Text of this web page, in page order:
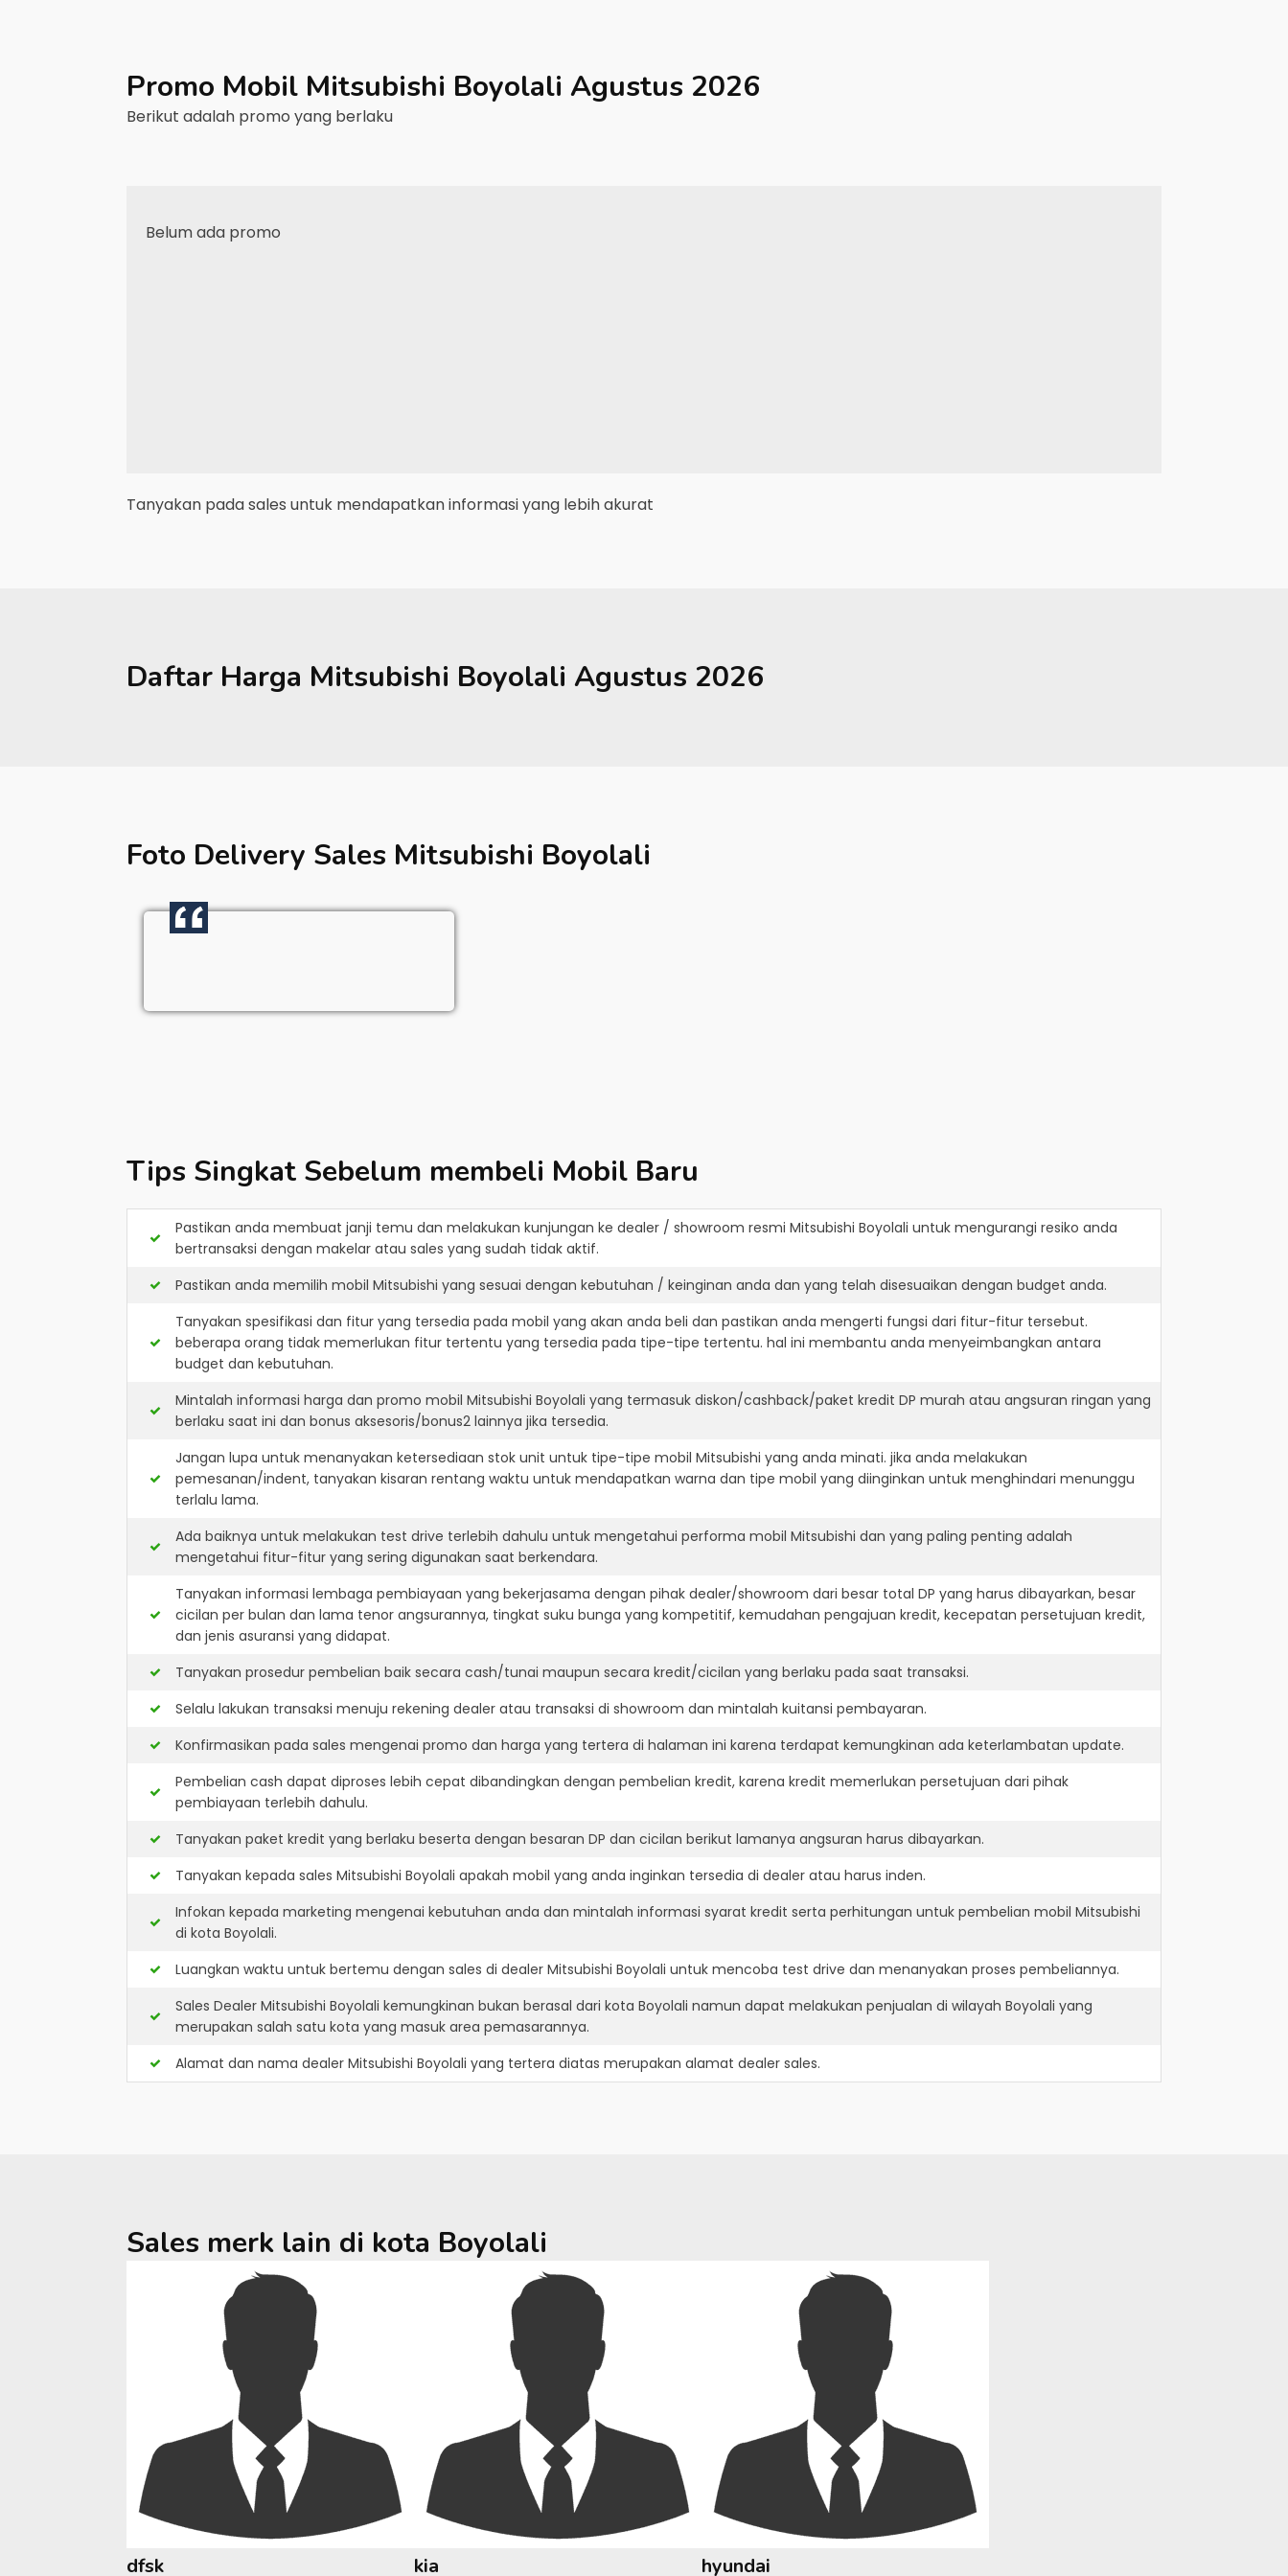
Promo Mobil Mitsubishi Boyolali Agustus 2026
Berikut adalah promo yang berlaku
Belum ada promo
Tanyakan pada sales untuk mendapatkan informasi yang lebih akurat
Daftar Harga Mitsubishi Boyolali Agustus 2026
Foto Delivery Sales Mitsubishi Boyolali
Tips Singkat Sebelum membeli Mobil Baru
Pastikan anda membuat janji temu dan melakukan kunjungan ke dealer / showroom resmi Mitsubishi Boyolali untuk mengurangi resiko anda
bertransaksi dengan makelar atau sales yang sudah tidak aktif.
Pastikan anda memilih mobil Mitsubishi yang sesuai dengan kebutuhan / keinginan anda dan yang telah disesuaikan dengan budget anda.
Tanyakan spesifikasi dan fitur yang tersedia pada mobil yang akan anda beli dan pastikan anda mengerti fungsi dari fitur-fitur tersebut.
beberapa orang tidak memerlukan fitur tertentu yang tersedia pada tipe-tipe tertentu. hal ini membantu anda menyeimbangkan antara
budget dan kebutuhan.
Mintalah informasi harga dan promo mobil Mitsubishi Boyolali yang termasuk diskon/cashback/paket kredit DP murah atau angsuran ringan yang
berlaku saat ini dan bonus aksesoris/bonus2 lainnya jika tersedia.
Jangan lupa untuk menanyakan ketersediaan stok unit untuk tipe-tipe mobil Mitsubishi yang anda minati. jika anda melakukan
pemesanan/indent, tanyakan kisaran rentang waktu untuk mendapatkan warna dan tipe mobil yang diinginkan untuk menghindari menunggu
terlalu lama.
Ada baiknya untuk melakukan test drive terlebih dahulu untuk mengetahui performa mobil Mitsubishi dan yang paling penting adalah
mengetahui fitur-fitur yang sering digunakan saat berkendara.
Tanyakan informasi lembaga pembiayaan yang bekerjasama dengan pihak dealer/showroom dari besar total DP yang harus dibayarkan, besar
cicilan per bulan dan lama tenor angsurannya, tingkat suku bunga yang kompetitif, kemudahan pengajuan kredit, kecepatan persetujuan kredit,
dan jenis asuransi yang didapat.
Tanyakan prosedur pembelian baik secara cash/tunai maupun secara kredit/cicilan yang berlaku pada saat transaksi.
Selalu lakukan transaksi menuju rekening dealer atau transaksi di showroom dan mintalah kuitansi pembayaran.
Konfirmasikan pada sales mengenai promo dan harga yang tertera di halaman ini karena terdapat kemungkinan ada keterlambatan update.
Pembelian cash dapat diproses lebih cepat dibandingkan dengan pembelian kredit, karena kredit memerlukan persetujuan dari pihak
pembiayaan terlebih dahulu.
Tanyakan paket kredit yang berlaku beserta dengan besaran DP dan cicilan berikut lamanya angsuran harus dibayarkan.
Tanyakan kepada sales Mitsubishi Boyolali apakah mobil yang anda inginkan tersedia di dealer atau harus inden.
Infokan kepada marketing mengenai kebutuhan anda dan mintalah informasi syarat kredit serta perhitungan untuk pembelian mobil Mitsubishi
di kota Boyolali.
Luangkan waktu untuk bertemu dengan sales di dealer Mitsubishi Boyolali untuk mencoba test drive dan menanyakan proses pembeliannya.
Sales Dealer Mitsubishi Boyolali kemungkinan bukan berasal dari kota Boyolali namun dapat melakukan penjualan di wilayah Boyolali yang
merupakan salah satu kota yang masuk area pemasarannya.
Alamat dan nama dealer Mitsubishi Boyolali yang tertera diatas merupakan alamat dealer sales.
Sales merk lain di kota Boyolali
dfsk kia hyundai